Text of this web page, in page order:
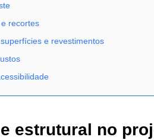
recortes
e revestimentos
estrutural no